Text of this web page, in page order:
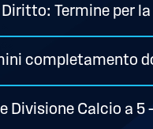
Termine per
completamento
Calcio a 5